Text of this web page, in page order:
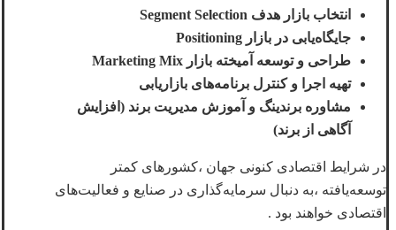
انتخاب بازار هدف Segment Selection
جایگاه‌یابی در بازار Positioning
طراحی و توسعه آمیخته بازار Marketing Mix
تهیه اجرا و کنترل برنامه‌های بازاریابی
مشاوره برندینگ و آموزش مدیریت برند (افزایش
آگاهی از برند)
در شرایط اقتصادی کنونی جهان ،کشورهای کمتر
توسعه‌یافته ،به دنبال سرمایه‌گذاری در صنایع و فعالیت‌های
اقتصادی خواهند بود .